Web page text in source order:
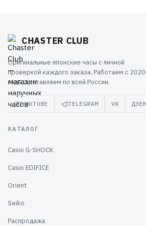
CHASTER CLUB
Оригинальные японские часы с личной
проверкой каждого заказа. Работаем с 2020
года, доставляем по всей России.
YOUTUBE TELEGRAM VK ДЗЕН
КАТАЛОГ
Casio G-SHOCK
Casio EDIFICE
Orient
Seiko
Распродажа